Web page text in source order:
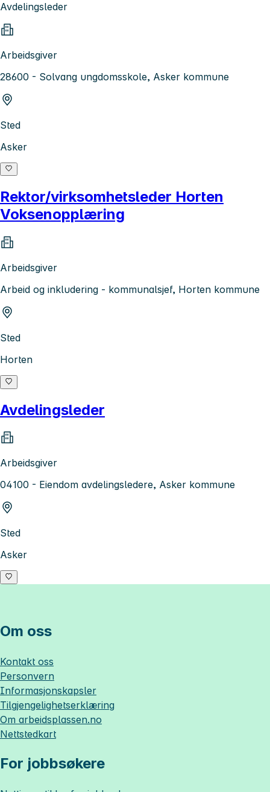
Avdelingsleder
Arbeidsgiver
28600 - Solvang ungdomsskole, Asker kommune
Sted
Asker
Rektor/virksomhetsleder Horten
Voksenopplæring
Arbeidsgiver
Arbeid og inkludering - kommunalsjef, Horten kommune
Sted
Horten
Avdelingsleder
Arbeidsgiver
04100 - Eiendom avdelingsledere, Asker kommune
Sted
Asker
Om oss
Kontakt oss
Personvern
Informasjonskapsler
Tilgjengelighetserklæring
Om arbeidsplassen.no
Nettstedkart
For jobbsøkere